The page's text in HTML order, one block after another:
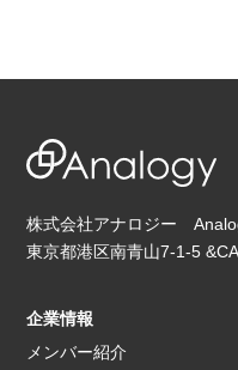
株式会社アナロジー
東京都港区南青山7-1-5
企業情報
メンバー紹介